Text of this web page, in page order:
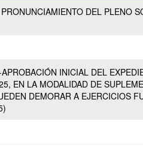
DEL PLENO
INICIAL DEL
EN LA MODALIDAD DE
DEMORAR A EJERCICIOS